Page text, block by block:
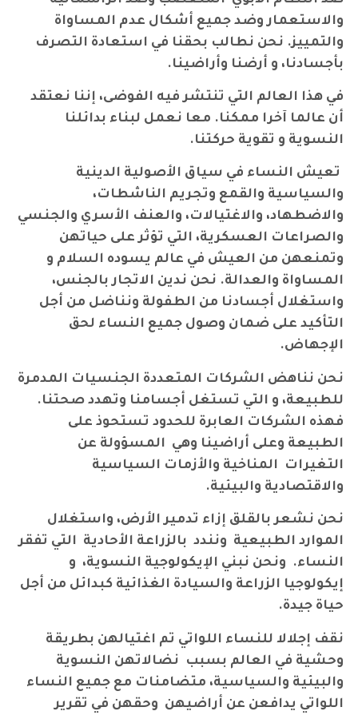
والاستعمار وضد جميع أشكال عدم المساواة
والتمييز. نحن نطالب بحقنا في استعادة التصرف
بأجسادنا، و أرضنا وأراضينا.
في هذا العالم التي تنتشر فيه الفوضى، إننا نعتقد
أن عالما آخرا ممكنا. معا نعمل لبناء بدائلنا
النسوية و تقوية حركتنا.
تعيش النساء في سياق الأصولية الدينية
والسياسية والقمع وتجريم الناشطات،
والاضطهاد، والاغتيالات، والعنف الأسري والجنسي
والصراعات العسكرية، التي تؤثر على حياتهن
وتمنعهن من العيش في عالم يسوده السلام و
المساواة والعدالة. نحن ندين الاتجار بالجنس،
واستغلال أجسادنا من الطفولة ونناضل من أجل
التأكيد على ضمان وصول جميع النساء لحق
الإجهاض.
نحن نناهض الشركات المتعددة الجنسيات المدمرة
للطبيعة، و التي تستغل أجسامنا وتهدد صحتنا.
فهذه الشركات العابرة للحدود تستحوذ على
الطبيعة وعلى أراضينا وهي المسؤولة عن
التغيرات المناخية والأزمات السياسية
والاقتصادية والبيئية.
نحن نشعر بالقلق إزاء تدمير الأرض، واستغلال
الموارد الطبيعية ونندد بالزراعة الأحادية التي تفقر
النساء. ونحن نبني الإيكولوجية النسوية، و
إيكولوجيا الزراعة والسيادة الغذائية كبدائل من أجل
حياة جيدة.
نقف إجلالا للنساء اللواتي تم اغتيالهن بطريقة
وحشية في العالم بسبب نضالاتهن النسوية
والبيئية والسياسية، متضامنات مع جميع النساء
اللواتي يدافعن عن أراضيهن وحقهن في تقرير